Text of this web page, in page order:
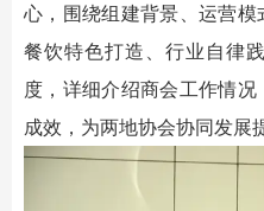
心，围绕组建背景、运营
餐饮特色打造、行业自律
度，详细介绍商会工作情
成效，为两地协会协同发展